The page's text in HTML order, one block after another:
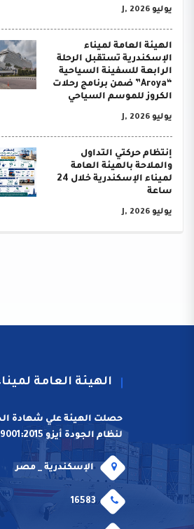
يوليو J, 2026
الهيئة العامة لميناء
الإسكندرية تستقبل الرحلة
الرابعة للسفينة السياحية
“Aroya” ضمن برنامج رحلات
الكروز للموسم السياحي
يوليو J, 2026
إنتظام حركتي التداول
والملاحة بالهيئة العامة
لميناء الإسكندرية خلال 24
ساعة
يوليو J, 2026
الهيئة العامة
حصلت الهيئة علي شهادة
لنظام الجودة أيزو 9001:2015
الإسكندرية _ مصر
16583